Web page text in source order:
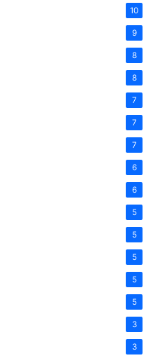
10
9
8
8
7
7
7
6
6
5
5
5
5
5
3
3